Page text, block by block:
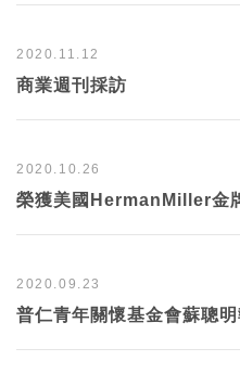
2020.11.12
商業週刊採訪
2020.10.26
榮獲美國HermanMiller金
2020.09.23
普仁青年關懷基金會蘇聰